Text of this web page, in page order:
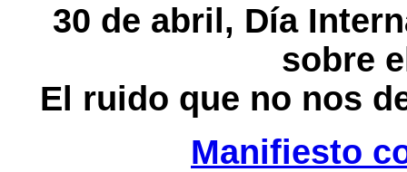
30 de abril, Día
sobre
El ruido que no nos
Manifiesto